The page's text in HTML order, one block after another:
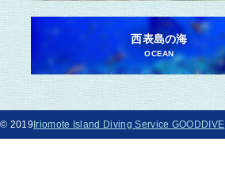
西表島の海
OCEAN
© 2019Iriomote Island Diving Service GOODDIVE